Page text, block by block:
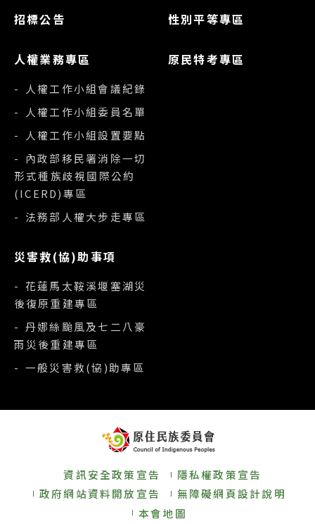
招標公告 性別平等專區
人權業務專區
- 人權工作小組會議紀錄
- 人權工作小組委員名單
- 人權工作小組設置要點
- 內政部移民署消除一切
形式種族歧視國際公約
(ICERD)專區
- 法務部人權大步走專區
原民特考專區
災害救(協)助事項
- 花蓮馬太鞍溪堰塞湖災
後復原重建專區
- 丹娜絲颱風及七二八豪
雨災後重建專區
- 一般災害救(協)助專區
資訊安全政策宣告
隱私權政策宣告
政府網站資料開放宣告
無障礙網頁設計說明
本會地圖